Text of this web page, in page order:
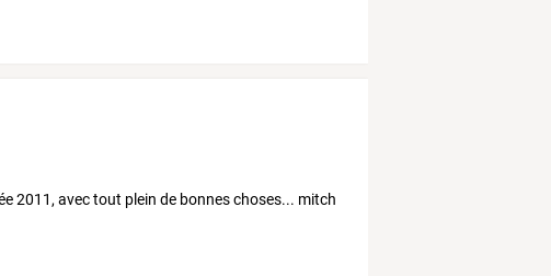
2011, avec tout plein de bonnes choses... mitch